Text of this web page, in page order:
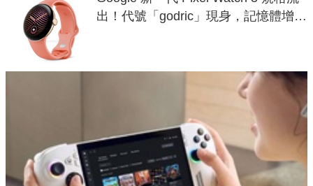
出！代號「godric」現身，記憶體增強